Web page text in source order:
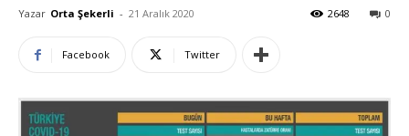
Yazar Orta Şekerli - 21 Aralık 2020 0
2648
Facebook Twitter